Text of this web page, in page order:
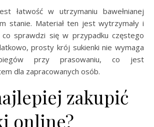
łatwość w utrzymaniu bawełnianej
stanie. Materiał ten jest wytrzymały i
sprawdzi się w przypadku częstego
prosty krój sukienki nie wymaga
przy prasowaniu, co jest
dla zapracowanych osób.
zakupić
online?